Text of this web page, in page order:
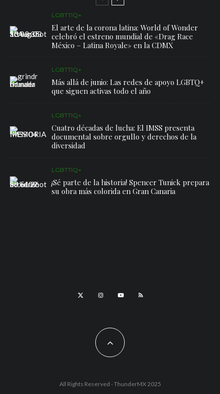
LGBTTIQ+
El arte de la corona latina: World of Wonder
celebró el estreno mundial de «Drag Race
México – Latina Royale» en la CDMX
LGBTTIQ+
Más allá de junio: Las redes de apoyo LGBTQ+
que siguen activas todo el año
LGBTTIQ+
Cuatro décadas de lucha: El IMSS presenta
documental sobre orgullo y derechos de la
diversidad
LGBTTIQ+
¡Sé parte de la historia! Spencer Tunick prepara
su obra más colorida en Gran Canaria
All Rights Reserved - ThunderMX 2025